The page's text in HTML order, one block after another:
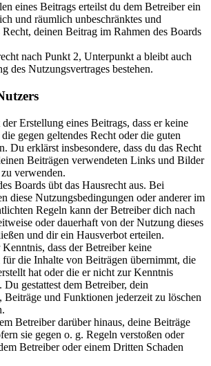
eines Beitrags erteilst du dem Betreiber ein
und räumlich unbeschränktes und
deinen Beitrag im Rahmen des Boards
nach Punkt 2, Unterpunkt a bleibt auch
des Nutzungsvertrages bestehen.
Erstellung eines Beitrags, dass er keine
gegen geltendes Recht oder die guten
Du erklärst insbesondere, dass du das Recht
Beiträgen verwendeten Links und Bilder
verwenden.
Boards übt das Hausrecht aus. Bei
diese Nutzungsbedingungen oder anderer im
Regeln kann der Betreiber dich nach
oder dauerhaft von der Nutzung dieses
und dir ein Hausverbot erteilen.
dass der Betreiber keine
die Inhalte von Beiträgen übernimmt, die
hat oder die er nicht zur Kenntnis
Du gestattest dem Betreiber, dein
Beiträge und Funktionen jederzeit zu löschen
Betreiber darüber hinaus, deine Beiträge
sie gegen o. g. Regeln verstoßen oder
Betreiber oder einem Dritten Schaden